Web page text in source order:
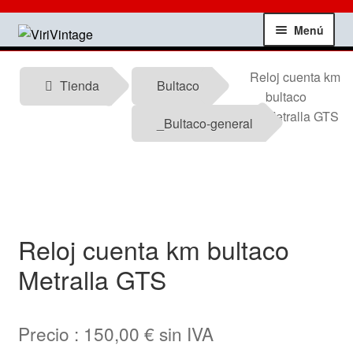
Ir
a
navegación
Ir
al
Menú
Tienda
Noticias
Testimonios
Ofertas
Tienda Bultaco
_Bultaco-general
Reloj cuenta km
bultaco
Metralla GTS
Reloj cuenta km bultaco
Metralla GTS
Precio : 150,00 € sin IVA